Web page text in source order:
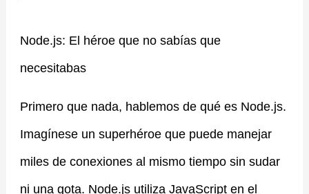
Node.js: El héroe que no sabías que
necesitabas
Primero que nada, hablemos de qué es Node.js.
Imagínese un superhéroe que puede manejar
miles de conexiones al mismo tiempo sin sudar
ni una gota. Node.js utiliza JavaScript en el